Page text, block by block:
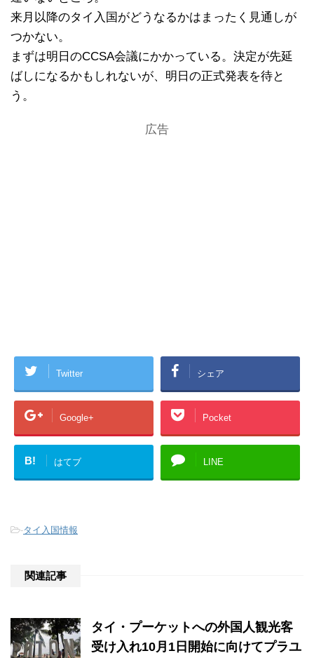
来月以降のタイ入国がどうなるかはまったく見通しが
つかない。
まずは明日のCCSA会議にかかっている。決定が先延
ばしになるかもしれないが、明日の正式発表を待と
う。
広告
Twitter シェア
Google+ Pocket
B! はてブ LINE
-タイ入国情報
関連記事
タイ・プーケットへの外国人観光客
受け入れ10月1日開始に向けてプラユ